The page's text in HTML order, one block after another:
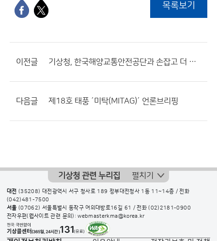
목록보기
이전글 기상청, 한국해양교통안전공단과 손잡고 더 안전한 바닷길을 만든다
다음글 제18호 태풍 ´미탁(MITAG)´ 언론브리핑
기상청 관련 누리집 펼치기
대전 (35208) 대전광역시 서구 청사로 189 정부대전청사 1동 11~14층 / 전화
(042)481-7500
서울 (07062) 서울특별시 동작구 여의대방로16길 61 / 전화(02)2181-0900
전자우편(웹사이트 관련 문의): webmasterkma@korea.kr